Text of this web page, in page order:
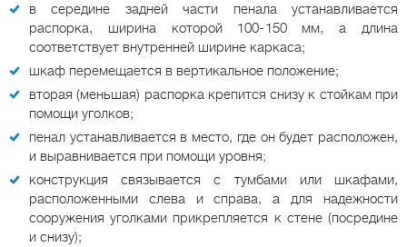
в середине задней части пенала устанавливается
распорка, ширина которой 100-150 мм, а длина
соответствует внутренней ширине каркаса;
шкаф перемещается в вертикальное положение;
вторая (меньшая) распорка крепится снизу к стойкам при
помощи уголков;
пенал устанавливается в место, где он будет расположен,
и выравнивается при помощи уровня;
конструкция связывается с тумбами или шкафами,
расположенными слева и справа, а для надежности
сооружения уголками прикрепляется к стене (посредине
и снизу);